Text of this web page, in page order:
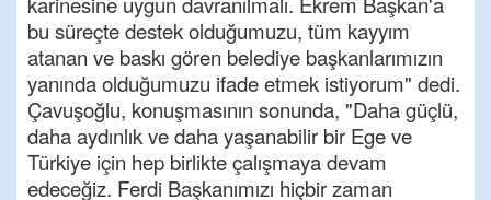
bu süreçte destek olduğumuzu, tüm kayyım
atanan ve baskı gören belediye başkanlarımızın
yanında olduğumuzu ifade etmek istiyorum" dedi.
Çavuşoğlu, konuşmasının sonunda, "Daha güçlü,
daha aydınlık ve daha yaşanabilir bir Ege ve
Türkiye için hep birlikte çalışmaya devam
edeceğiz. Ferdi Başkanımızı hiçbir zaman